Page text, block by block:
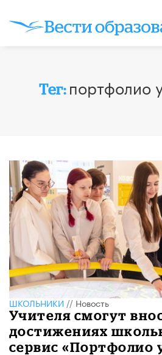
Тег: портфолио
ШКОЛЬНИКИ // Новость
Учителя смогут
достижениях
сервис «Портфолио